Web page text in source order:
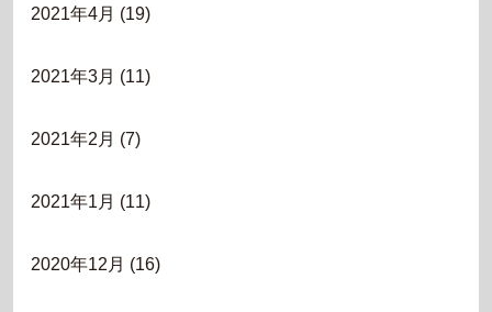
2021年4月 (19)
2021年3月 (11)
2021年2月 (7)
2021年1月 (11)
2020年12月 (16)